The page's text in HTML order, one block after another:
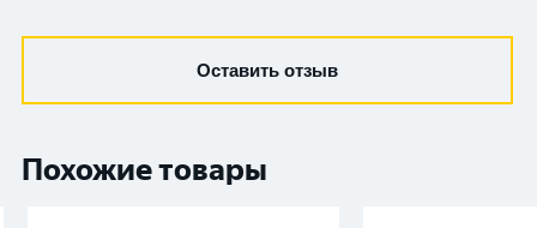
Оставить отзыв
Похожие товары